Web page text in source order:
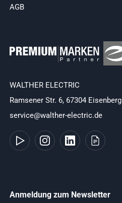
AGB
WALTHER ELECTRIC
Ramsener Str. 6, 67304 Eisenberg
service@walther-electric.de
Anmeldung zum Newsletter